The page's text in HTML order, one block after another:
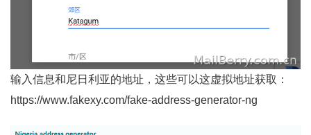
输入信息和尼日利亚的地址，这些可以这虚拟地址获取：
https://www.fakexy.com/fake-address-generator-ng